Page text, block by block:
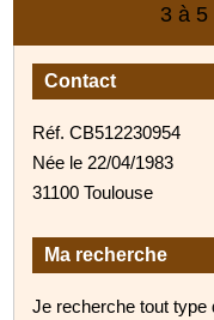
3 à 5
Contact
Réf. CB512230954
Née le 22/04/1983
31100 Toulouse
Ma recherche
Je recherche tout type